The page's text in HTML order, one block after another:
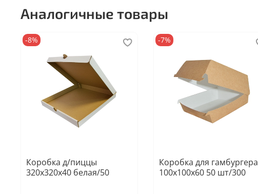
Аналогичные товары
-8%
Коробка д/пиццы
320х320х40 белая/50
-7%
Коробка для гамбургера
100х100х60 50 шт/300